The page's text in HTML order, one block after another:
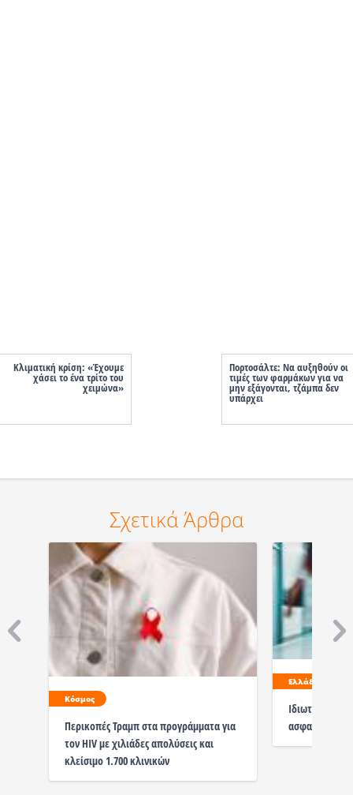
Κλιματική κρίση: «Έχουμε
χάσει το ένα τρίτο του
χειμώνα»
Πορτοσάλτε: Να αυξηθούν οι
τιμές των φαρμάκων για να
μην εξάγονται, τζάμπα δεν
υπάρχει
Σχετικά Άρθρα
Κόσμος
Περικοπές Τραμπ στα προγράμματα για
τον HIV με χιλιάδες απολύσεις και
κλείσιμο 1.700 κλινικών
Ελλάδα
Ιδιωτική